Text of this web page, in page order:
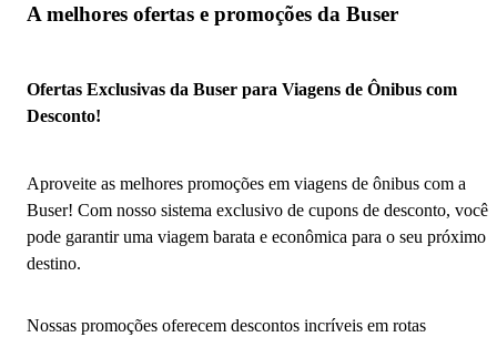
A melhores ofertas e promoções da Buser
Ofertas Exclusivas da Buser para Viagens de Ônibus com
Desconto!
Aproveite as melhores promoções em viagens de ônibus com a
Buser! Com nosso sistema exclusivo de cupons de desconto, você
pode garantir uma viagem barata e econômica para o seu próximo
destino.
Nossas promoções oferecem descontos incríveis em rotas